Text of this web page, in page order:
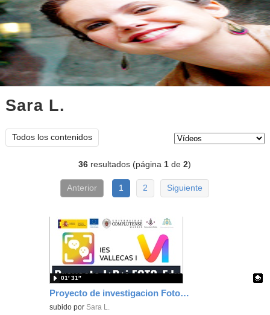
Sara L.
Todos los contenidos
36 resultados (página1 de2)
Anterior 1 2 Siguiente
Proyecto de investigacion Foto-Elicitación IES VALLECAS I - Universidad Complutense de Madrid
Contenido educativo.
subido por Sara L.
01′ 31″